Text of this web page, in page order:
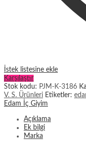
İstek listesine ekle
Karşılaştır
Stok kodu: PJM-K-3186
V. S. Ürünleri Etiketler:
Edam İç Giyim
Açıklama
Ek bilgi
Marka